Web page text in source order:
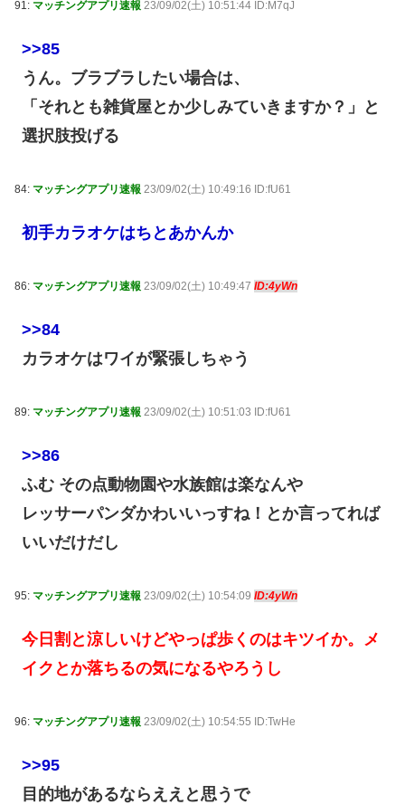
91: マッチングアプリ速報 23/09/02(土) 10:51:44 ID:M7qJ
>>85
うん。ブラブラしたい場合は、
「それとも雑貨屋とか少しみていきますか？」と
選択肢投げる
84: マッチングアプリ速報 23/09/02(土) 10:49:16 ID:fU61
初手カラオケはちとあかんか
86: マッチングアプリ速報 23/09/02(土) 10:49:47 ID:4yWn
>>84
カラオケはワイが緊張しちゃう
89: マッチングアプリ速報 23/09/02(土) 10:51:03 ID:fU61
>>86
ふむ その点動物園や水族館は楽なんや
レッサーパンダかわいいっすね！とか言ってれば
いいだけだし
95: マッチングアプリ速報 23/09/02(土) 10:54:09 ID:4yWn
今日割と涼しいけどやっぱ歩くのはキツイか。メ
イクとか落ちるの気になるやろうし
96: マッチングアプリ速報 23/09/02(土) 10:54:55 ID:TwHe
>>95
目的地があるならええと思うで